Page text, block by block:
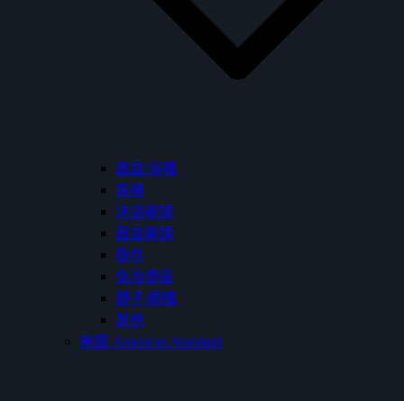
面盆/浴櫃
馬桶
沐浴龍頭
面盆龍頭
掛件
免治便座
鏡子/鏡櫃
其他
美國 American Standard